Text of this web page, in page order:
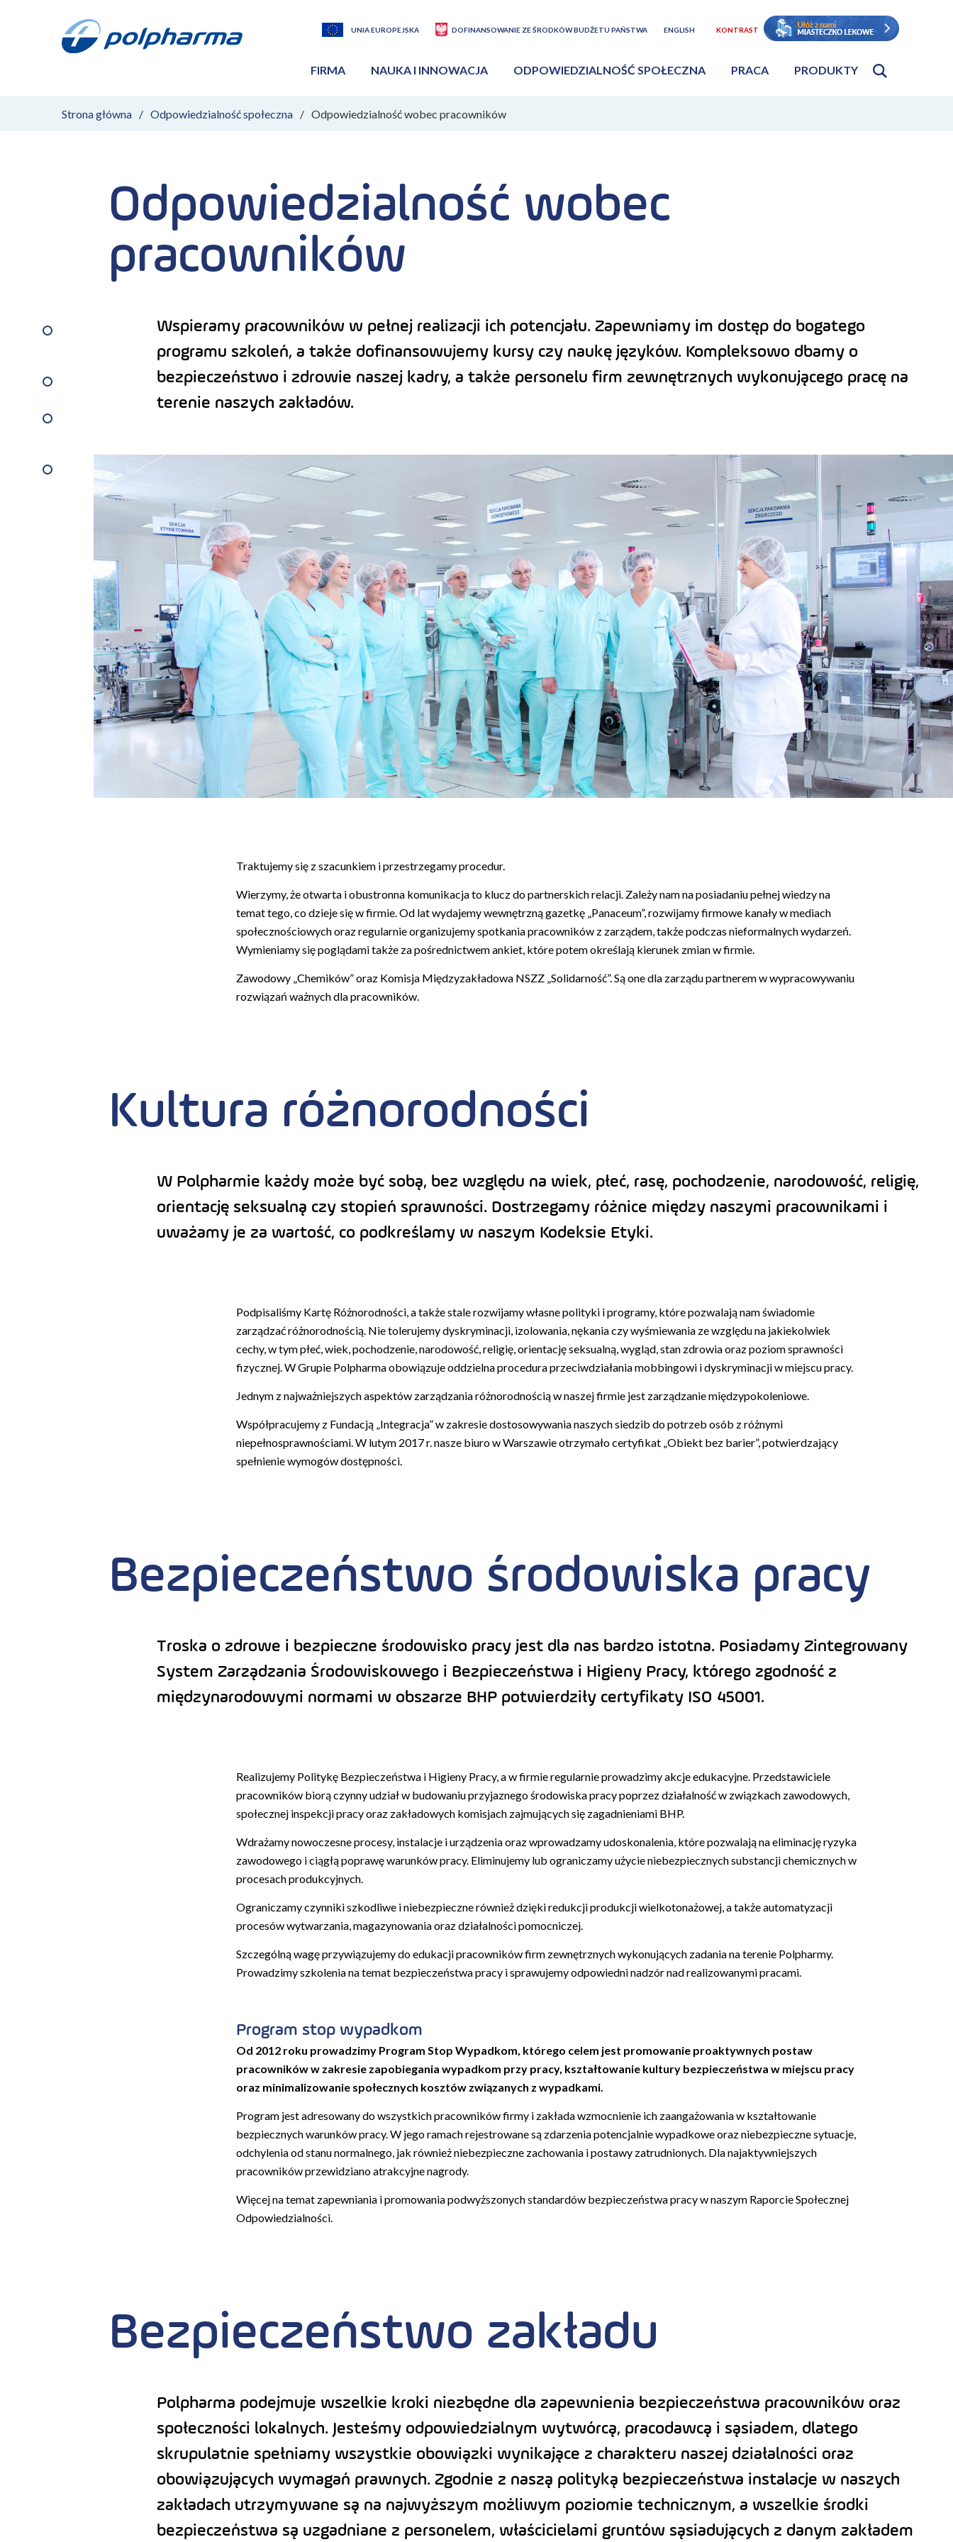
UNIA EUROPEJSKA DOFINANSOWANIE ZE ŚRODKÓW BUDŻETU PAŃSTWA ENGLISH KONTRAST
FIRMA NAUKA I INNOWACJA ODPOWIEDZIALNOŚĆ SPOŁECZNA PRACA PRODUKTY
Strona główna Odpowiedzialność społeczna Odpowiedzialność wobec pracowników
Odpowiedzialność wobec
pracowników
Wspieramy pracowników w pełnej realizacji ich potencjału. Zapewniamy im dostęp do bogatego
programu szkoleń, a także dofinansowujemy kursy czy naukę języków. Kompleksowo dbamy o
bezpieczeństwo i zdrowie naszej kadry, a także personelu firm zewnętrznych wykonującego pracę na
terenie naszych zakładów.
Traktujemy się z szacunkiem i przestrzegamy procedur.
Wierzymy, że otwarta i obustronna komunikacja to klucz do partnerskich relacji. Zależy nam na posiadaniu pełnej wiedzy na
temat tego, co dzieje się w firmie. Od lat wydajemy wewnętrzną gazetkę „Panaceum”, rozwijamy firmowe kanały w mediach
społecznościowych oraz regularnie organizujemy spotkania pracowników z zarządem, także podczas nieformalnych wydarzeń.
Wymieniamy się poglądami także za pośrednictwem ankiet, które potem określają kierunek zmian w firmie.
Zawodowy „Chemików” oraz Komisja Międzyzakładowa NSZZ „Solidarność”. Są one dla zarządu partnerem w wypracowywaniu
rozwiązań ważnych dla pracowników.
Kultura różnorodności
W Polpharmie każdy może być sobą, bez względu na wiek, płeć, rasę, pochodzenie, narodowość, religię,
orientację seksualną czy stopień sprawności. Dostrzegamy różnice między naszymi pracownikami i
uważamy je za wartość, co podkreślamy w naszym Kodeksie Etyki.
Podpisaliśmy Kartę Różnorodności, a także stale rozwijamy własne polityki i programy, które pozwalają nam świadomie
zarządzać różnorodnością. Nie tolerujemy dyskryminacji, izolowania, nękania czy wyśmiewania ze względu na jakiekolwiek
cechy, w tym płeć, wiek, pochodzenie, narodowość, religię, orientację seksualną, wygląd, stan zdrowia oraz poziom sprawności
fizycznej. W Grupie Polpharma obowiązuje oddzielna procedura przeciwdziałania mobbingowi i dyskryminacji w miejscu pracy.
Jednym z najważniejszych aspektów zarządzania różnorodnością w naszej firmie jest zarządzanie międzypokoleniowe.
Współpracujemy z Fundacją „Integracja” w zakresie dostosowywania naszych siedzib do potrzeb osób z różnymi
niepełnosprawnościami. W lutym 2017 r. nasze biuro w Warszawie otrzymało certyfikat „Obiekt bez barier”, potwierdzający
spełnienie wymogów dostępności.
Bezpieczeństwo środowiska pracy
Troska o zdrowe i bezpieczne środowisko pracy jest dla nas bardzo istotna. Posiadamy Zintegrowany
System Zarządzania Środowiskowego i Bezpieczeństwa i Higieny Pracy, którego zgodność z
międzynarodowymi normami w obszarze BHP potwierdziły certyfikaty ISO 45001.
Realizujemy Politykę Bezpieczeństwa i Higieny Pracy, a w firmie regularnie prowadzimy akcje edukacyjne. Przedstawiciele
pracowników biorą czynny udział w budowaniu przyjaznego środowiska pracy poprzez działalność w związkach zawodowych,
społecznej inspekcji pracy oraz zakładowych komisjach zajmujących się zagadnieniami BHP.
Wdrażamy nowoczesne procesy, instalacje i urządzenia oraz wprowadzamy udoskonalenia, które pozwalają na eliminację ryzyka
zawodowego i ciągłą poprawę warunków pracy. Eliminujemy lub ograniczamy użycie niebezpiecznych substancji chemicznych w
procesach produkcyjnych.
Ograniczamy czynniki szkodliwe i niebezpieczne również dzięki redukcji produkcji wielkotonażowej, a także automatyzacji
procesów wytwarzania, magazynowania oraz działalności pomocniczej.
Szczególną wagę przywiązujemy do edukacji pracowników firm zewnętrznych wykonujących zadania na terenie Polpharmy.
Prowadzimy szkolenia na temat bezpieczeństwa pracy i sprawujemy odpowiedni nadzór nad realizowanymi pracami.
Program stop wypadkom
Od 2012 roku prowadzimy Program Stop Wypadkom, którego celem jest promowanie proaktywnych postaw
pracowników w zakresie zapobiegania wypadkom przy pracy, kształtowanie kultury bezpieczeństwa w miejscu pracy
oraz minimalizowanie społecznych kosztów związanych z wypadkami.
Program jest adresowany do wszystkich pracowników firmy i zakłada wzmocnienie ich zaangażowania w kształtowanie
bezpiecznych warunków pracy. W jego ramach rejestrowane są zdarzenia potencjalnie wypadkowe oraz niebezpieczne sytuacje,
odchylenia od stanu normalnego, jak również niebezpieczne zachowania i postawy zatrudnionych. Dla najaktywniejszych
pracowników przewidziano atrakcyjne nagrody.
Więcej na temat zapewniania i promowania podwyższonych standardów bezpieczeństwa pracy w naszym Raporcie Społecznej
Odpowiedzialności.
Bezpieczeństwo zakładu
Polpharma podejmuje wszelkie kroki niezbędne dla zapewnienia bezpieczeństwa pracowników oraz
społeczności lokalnych. Jesteśmy odpowiedzialnym wytwórcą, pracodawcą i sąsiadem, dlatego
skrupulatnie spełniamy wszystkie obowiązki wynikające z charakteru naszej działalności oraz
obowiązujących wymagań prawnych. Zgodnie z naszą polityką bezpieczeństwa instalacje w naszych
zakładach utrzymywane są na najwyższym możliwym poziomie technicznym, a wszelkie środki
bezpieczeństwa są uzgadniane z personelem, właścicielami gruntów sąsiadujących z danym zakładem